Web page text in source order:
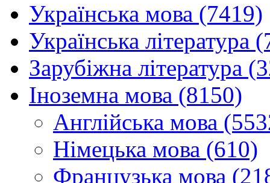
Українська мова (7419)
Українська література
Зарубіжна література
Іноземна мова (8150)
Англійська мова
Німецька мова (610)
Французька мова